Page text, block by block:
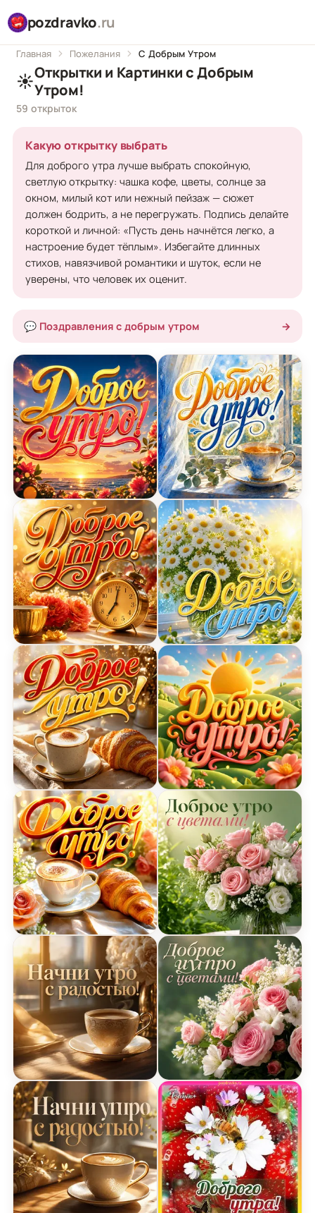
pozdravko.ru
Главная Пожелания С Добрым Утром
☀️Открытки и Картинки с Добрым
Утром!
59 открыток
Какую открытку выбрать
Для доброго утра лучше выбрать спокойную,
светлую открытку: чашка кофе, цветы, солнце за
окном, милый кот или нежный пейзаж — сюжет
должен бодрить, а не перегружать. Подпись делайте
короткой и личной: «Пусть день начнётся легко, а
настроение будет тёплым». Избегайте длинных
стихов, навязчивой романтики и шуток, если не
уверены, что человек их оценит.
💬 Поздравления с добрым утром →
Открытка доброе утро с морским восходом
Открытка доброе утро с золотым будильником
Открытка доброе утро с чашкой кофе и
Открытка доброе утро с чашкой кофе и
Открытка с добрым утром - Утренний кофе
Открытка доброе утро с
Открытка доброе утро
Открытка доброе утро
Открытка с добрым
Открытка с добрым